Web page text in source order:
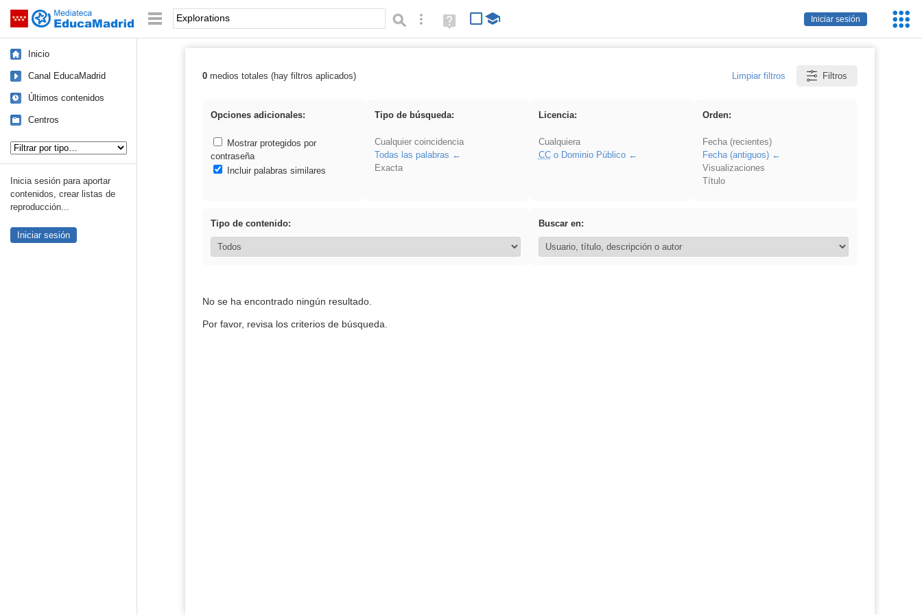
Saltar navegación
Iniciar sesión
Palabra o frase: Búsqueda avanzada
Ayuda
(en
Inicio
Canal EducaMadrid
Últimos contenidos
Centros
Inicia sesión para aportar
contenidos, crear listas de
reproducción...
Iniciar sesión
Resultados de: Explorations
0medios totales (hay filtros aplicados) Limpiar filtros Filtros
Opciones adicionales:
Mostrar protegidos por
contraseña
Incluir palabras similares
Tipo de búsqueda:
Cualquier coincidencia
Todas las palabras
Exacta
Licencia:
Cualquiera
CCo Dominio Público
Orden:
Fecha (recientes)
Fecha (antiguos)
Visualizaciones
Título
Tipo de contenido: Buscar en:
No se ha encontrado ningún resultado.
Por favor, revisa los criterios de búsqueda.